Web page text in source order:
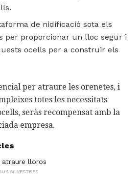
de nidificació sota els
per proporcionar un lloc segur i
ocells per a construir els
per atraure les orenetes, i
totes les necessitats
seràs recompensat amb la
empresa.
atraure lloros
SILVESTRES